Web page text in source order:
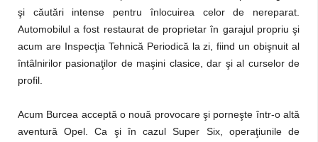
şi căutări intense pentru înlocuirea celor de nereparat.
Automobilul a fost restaurat de proprietar în garajul propriu şi
acum are Inspecţia Tehnică Periodică la zi, fiind un obişnuit al
întâlnirilor pasionaţilor de maşini clasice, dar şi al curselor de
profil.
Acum Burcea acceptă o nouă provocare şi porneşte într-o altă
aventură Opel. Ca şi în cazul Super Six, operaţiunile de